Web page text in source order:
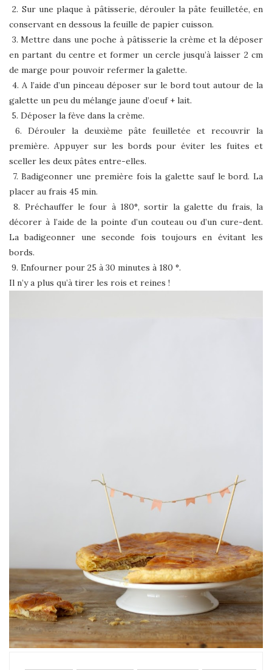
2. Sur une plaque à pâtisserie, dérouler la pâte feuilletée, en
conservant en dessous la feuille de papier cuisson.
3. Mettre dans une poche à pâtisserie la crème et la déposer
en partant du centre et former un cercle jusqu’à laisser 2 cm
de marge pour pouvoir refermer la galette.
4. A l’aide d’un pinceau déposer sur le bord tout autour de la
galette un peu du mélange jaune d’oeuf + lait.
5. Déposer la fève dans la crème.
6. Dérouler la deuxième pâte feuilletée et recouvrir la
première. Appuyer sur les bords pour éviter les fuites et
sceller les deux pâtes entre-elles.
7. Badigeonner une première fois la galette sauf le bord. La
placer au frais 45 min.
8. Préchauffer le four à 180°, sortir la galette du frais, la
décorer à l’aide de la pointe d’un couteau ou d’un cure-dent.
La badigeonner une seconde fois toujours en évitant les
bords.
9. Enfourner pour 25 à 30 minutes à 180 °.
Il n’y a plus qu’à tirer les rois et reines !